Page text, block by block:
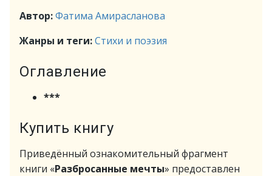
Автор:Фатима Амирасланова
Жанры и теги:Стихи и поэзия
Оглавление
***
Купить книгу
Приведённый ознакомительный фрагмент
книги «Разбросанные мечты» предоставлен